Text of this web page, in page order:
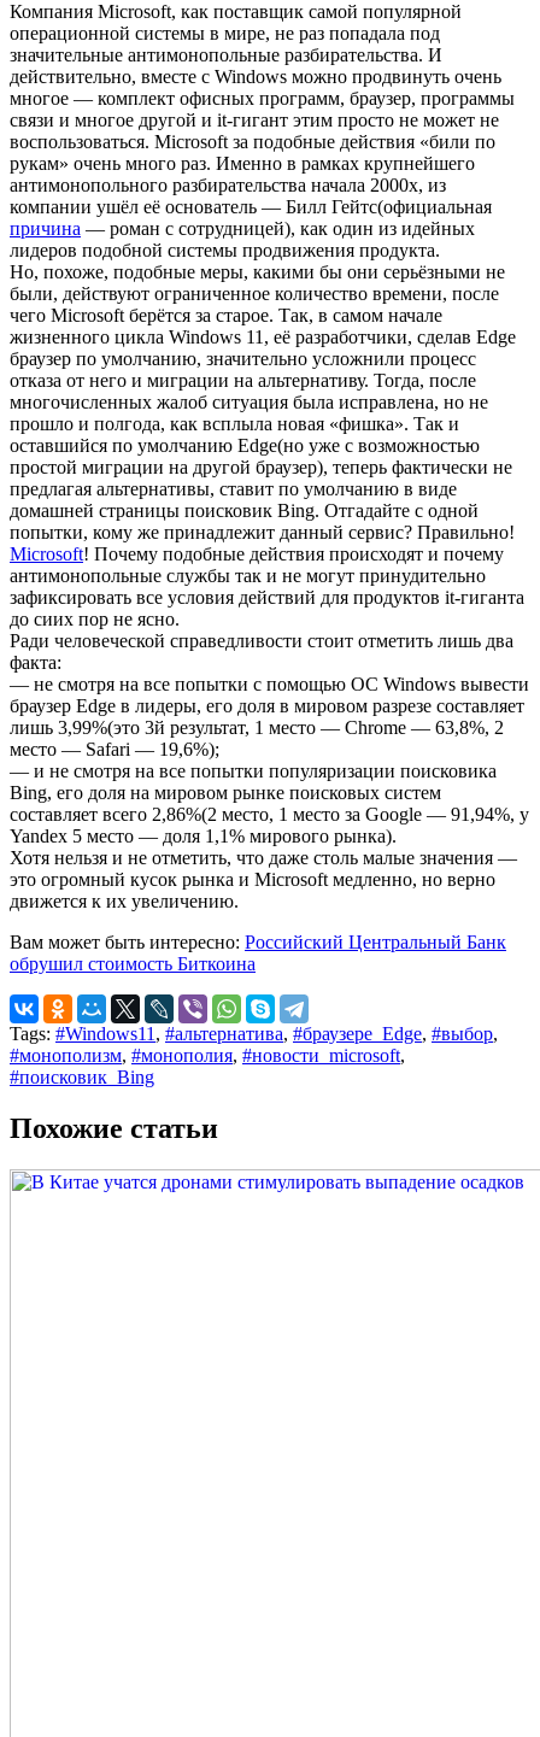
Компания Microsoft, как поставщик самой популярной
операционной системы в мире, не раз попадала под
значительные антимонопольные разбирательства. И
действительно, вместе с Windows можно продвинуть очень
многое — комплект офисных программ, браузер, программы
связи и многое другой и it-гигант этим просто не может не
воспользоваться. Microsoft за подобные действия «били по
рукам» очень много раз. Именно в рамках крупнейшего
антимонопольного разбирательства начала 2000х, из
компании ушёл её основатель — Билл Гейтс(официальная
причина — роман с сотрудницей), как один из идейных
лидеров подобной системы продвижения продукта.
Но, похоже, подобные меры, какими бы они серьёзными не
были, действуют ограниченное количество времени, после
чего Microsoft берётся за старое. Так, в самом начале
жизненного цикла Windows 11, её разработчики, сделав Edge
браузер по умолчанию, значительно усложнили процесс
отказа от него и миграции на альтернативу. Тогда, после
многочисленных жалоб ситуация была исправлена, но не
прошло и полгода, как всплыла новая «фишка». Так и
оставшийся по умолчанию Edge(но уже с возможностью
простой миграции на другой браузер), теперь фактически не
предлагая альтернативы, ставит по умолчанию в виде
домашней страницы поисковик Bing. Отгадайте с одной
попытки, кому же принадлежит данный сервис? Правильно!
Microsoft! Почему подобные действия происходят и почему
антимонопольные службы так и не могут принудительно
зафиксировать все условия действий для продуктов it-гиганта
до сиих пор не ясно.
Ради человеческой справедливости стоит отметить лишь два
факта:
— не смотря на все попытки с помощью ОС Windows вывести
браузер Edge в лидеры, его доля в мировом разрезе составляет
лишь 3,99%(это 3й результат, 1 место — Chrome — 63,8%, 2
место — Safari — 19,6%);
— и не смотря на все попытки популяризации поисковика
Bing, его доля на мировом рынке поисковых систем
составляет всего 2,86%(2 место, 1 место за Google — 91,94%, у
Yandex 5 место — доля 1,1% мирового рынка).
Хотя нельзя и не отметить, что даже столь малые значения —
это огромный кусок рынка и Microsoft медленно, но верно
движется к их увеличению.
Вам может быть интересно: Российский Центральный Банк
обрушил стоимость Биткоина
Tags: #Windows11 , #альтернатива, #браузере_Edge, #выбор,
#монополизм, #монополия, #новости_microsoft,
#поисковик_Bing
Похожие статьи